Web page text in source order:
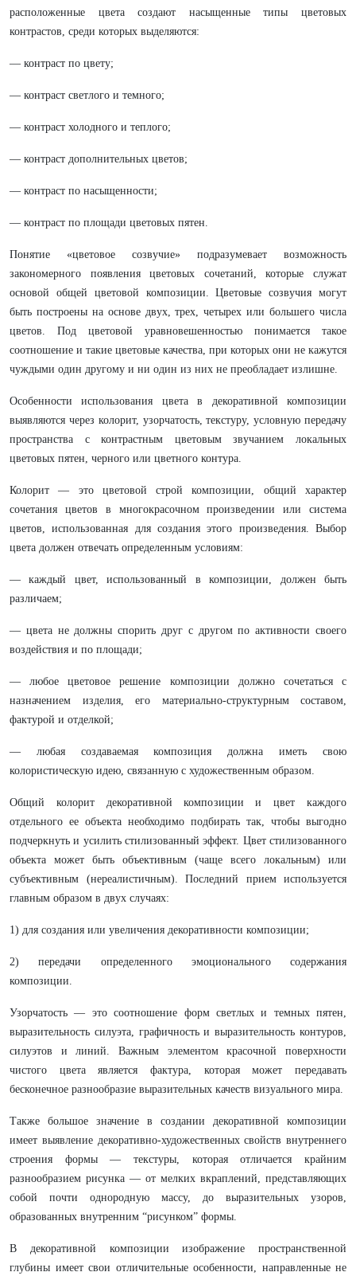
расположенные цвета создают насыщенные типы цветовых
контрастов, среди которых выделяются:
— контраст по цвету;
— контраст светлого и темного;
— контраст холодного и теплого;
— контраст дополнительных цветов;
— контраст по насыщенности;
— контраст по площади цветовых пятен.
Понятие «цветовое созвучие» подразумевает возможность
закономерного появления цветовых сочетаний, которые служат
основой общей цветовой композиции. Цветовые созвучия могут
быть построены на основе двух, трех, четырех или большего числа
цветов. Под цветовой уравновешенностью понимается такое
соотношение и такие цветовые качества, при которых они не кажутся
чуждыми один другому и ни один из них не преобладает излишне.
Особенности использования цвета в декоративной композиции
выявляются через колорит, узорчатость, текстуру, условную передачу
пространства с контрастным цветовым звучанием локальных
цветовых пятен, черного или цветного контура.
Колорит — это цветовой строй композиции, общий характер
сочетания цветов в многокрасочном произведении или система
цветов, использованная для создания этого произведения. Выбор
цвета должен отвечать определенным условиям:
— каждый цвет, использованный в композиции, должен быть
различаем;
— цвета не должны спорить друг с другом по активности своего
воздействия и по площади;
— любое цветовое решение композиции должно сочетаться с
назначением изделия, его материально-структурным составом,
фактурой и отделкой;
— любая создаваемая композиция должна иметь свою
колористическую идею, связанную с художественным образом.
Общий колорит декоративной композиции и цвет каждого
отдельного ее объекта необходимо подбирать так, чтобы выгодно
подчеркнуть и усилить стилизованный эффект. Цвет стилизованного
объекта может быть объективным (чаще всего локальным) или
субъективным (нереалистичным). Последний прием используется
главным образом в двух случаях:
1) для создания или увеличения декоративности композиции;
2) передачи определенного эмоционального содержания
композиции.
Узорчатость — это соотношение форм светлых и темных пятен,
выразительность силуэта, графичность и выразительность контуров,
силуэтов и линий. Важным элементом красочной поверхности
чистого цвета является фактура, которая может передавать
бесконечное разнообразие выразительных качеств визуального мира.
Также большое значение в создании декоративной композиции
имеет выявление декоративно-художественных свойств внутреннего
строения формы — текстуры, которая отличается крайним
разнообразием рисунка — от мелких вкраплений, представляющих
собой почти однородную массу, до выразительных узоров,
образованных внутренним “рисунком” формы.
В декоративной композиции изображение пространственной
глубины имеет свои отличительные особенности, направленные не